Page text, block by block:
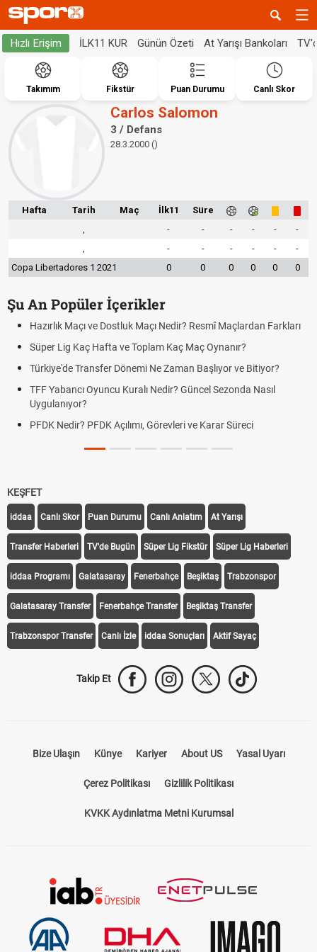
Hızlı Erişim İLK11 KUR Günün Özeti At Yarışı Bankoları
Takımım Fikstür Puan Durumu Canlı Skor
Carlos Salomon
3 / Defans
28.3.2000 ()
Hafta Tarih Maç İlk11
Süre
- - - - -
-
- - - - -
-
Copa Libertadores 1 2021
0 0 0 0 0 0
Şu An Popüler İçerikler
Hazırlık Maçı ve Dostluk Maçı Nedir? Resmî Maçlardan Farkları
Süper Lig Kaç Hafta ve Toplam Kaç Maç Oynanır?
Türkiye'de Transfer Dönemi Ne Zaman Başlıyor ve Bitiyor?
TFF Yabancı Oyuncu Kuralı Nedir? Güncel Sezonda Nasıl
Uygulanıyor?
PFDK Nedir? PFDK Açılımı, Görevleri ve Karar Süreci
KEŞFET
iddaa Canlı Skor Puan Durumu Canlı Anlatım At Yarışı
Transfer Haberleri TV'de Bugün Süper Lig Fikstür Süper Lig Haberleri
iddaa Programı Galatasaray Fenerbahçe Beşiktaş Trabzonspor
Galatasaray Transfer Fenerbahçe Transfer Beşiktaş Transfer
Trabzonspor Transfer Canlı İzle iddaa Sonuçları Aktif Sayaç
Takip Et
Bize Ulaşın Künye Kariyer About US Yasal Uyarı
Çerez Politikası Gizlilik Politikası
KVKK Aydınlatma Metni Kurumsal